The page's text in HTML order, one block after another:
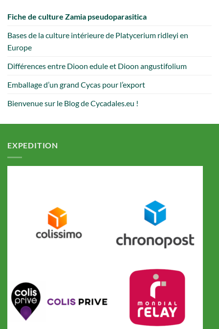
Fiche de culture Zamia pseudoparasitica
Bases de la culture intérieure de Platycerium ridleyi en
Europe
Différences entre Dioon edule et Dioon angustifolium
Emballage d’un grand Cycas pour l’export
Bienvenue sur le Blog de Cycadales.eu !
EXPEDITION